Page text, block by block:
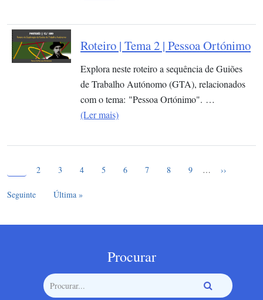
Roteiro | Tema 2 | Pessoa Ortónimo
Explora neste roteiro a sequência de Guiões
de Trabalho Autónomo (GTA), relacionados
com o tema: "Pessoa Ortónimo". …
(Ler mais)
Page
2 Page
3 Page
4 Page
5 Page
6 Page
7 Page
8 Page
9 … Próxima
››
Seguinte Última página
Última »
Procurar